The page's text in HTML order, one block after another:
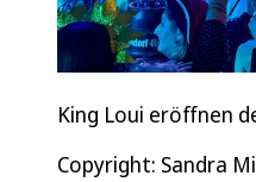
King Loui eröffnen
Copyright: Sandra